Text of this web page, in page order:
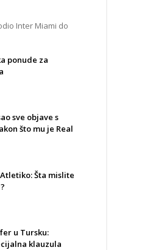
Inter Miami do
ponude za
sve objave s
što mu je Real
Šta mislite
u Tursku:
klauzula